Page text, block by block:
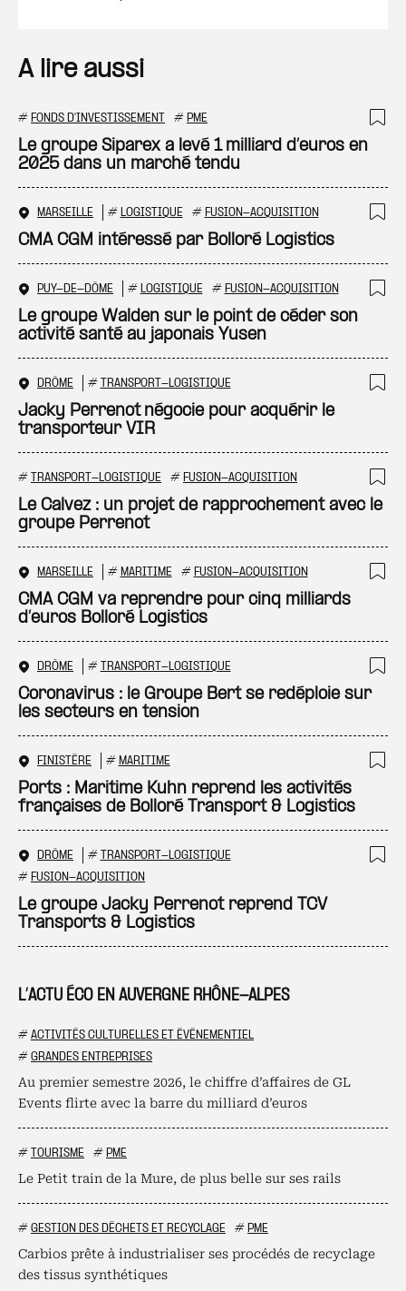
L’ACTU ÉCO EN AUVERGNE RHÔNE-ALPES
# ACTIVITÉS CULTURELLES ET ÉVÉNEMENTIEL
# GRANDES ENTREPRISES
Au premier semestre 2026, le chiffre d’affaires de GL
Events flirte avec la barre du milliard d’euros
# TOURISME # PME
Le Petit train de la Mure, de plus belle sur ses rails
# GESTION DES DÉCHETS ET RECYCLAGE # PME
Carbios prête à industrialiser ses procédés de recyclage
des tissus synthétiques
A lire aussi
# FONDS D'INVESTISSEMENT # PME
Le groupe Siparex a levé 1 milliard d’euros en
2025 dans un marché tendu
MARSEILLE # LOGISTIQUE # FUSION-ACQUISITION
CMA CGM intéressé par Bolloré Logistics
PUY-DE-DÔME # LOGISTIQUE # FUSION-ACQUISITION
Le groupe Walden sur le point de céder son
activité santé au japonais Yusen
DRÔME # TRANSPORT-LOGISTIQUE
Jacky Perrenot négocie pour acquérir le
transporteur VIR
# TRANSPORT-LOGISTIQUE # FUSION-ACQUISITION
Le Calvez : un projet de rapprochement avec le
groupe Perrenot
MARSEILLE # MARITIME # FUSION-ACQUISITION
CMA CGM va reprendre pour cinq milliards
d’euros Bolloré Logistics
DRÔME # TRANSPORT-LOGISTIQUE
Coronavirus : le Groupe Bert se redéploie sur
les secteurs en tension
FINISTÈRE # MARITIME
Ports : Maritime Kuhn reprend les activités
françaises de Bolloré Transport & Logistics
DRÔME # TRANSPORT-LOGISTIQUE
# FUSION-ACQUISITION
Le groupe Jacky Perrenot reprend TCV
Transports & Logistics